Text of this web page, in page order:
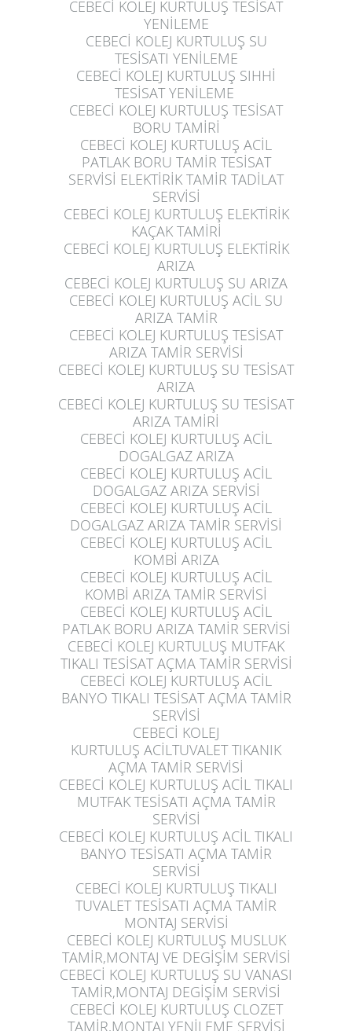
CEBECİ KOLEJ KURTULUŞ TESİSAT
YENİLEME
CEBECİ KOLEJ KURTULUŞ SU
TESİSATI YENİLEME
CEBECİ KOLEJ KURTULUŞ SIHHİ
TESİSAT YENİLEME
CEBECİ KOLEJ KURTULUŞ TESİSAT
BORU TAMİRİ
CEBECİ KOLEJ KURTULUŞ ACİL
PATLAK BORU TAMİR TESİSAT
SERVİSİ ELEKTİRİK TAMİR TADİLAT
SERVİSİ
CEBECİ KOLEJ KURTULUŞ ELEKTİRİK
KAÇAK TAMİRİ
CEBECİ KOLEJ KURTULUŞ ELEKTİRİK
ARIZA
CEBECİ KOLEJ KURTULUŞ SU ARIZA
CEBECİ KOLEJ KURTULUŞ ACİL SU
ARIZA TAMİR
CEBECİ KOLEJ KURTULUŞ TESİSAT
ARIZA TAMİR SERVİSİ
CEBECİ KOLEJ KURTULUŞ SU TESİSAT
ARIZA
CEBECİ KOLEJ KURTULUŞ SU TESİSAT
ARIZA TAMİRİ
CEBECİ KOLEJ KURTULUŞ ACİL
DOGALGAZ ARIZA
CEBECİ KOLEJ KURTULUŞ ACİL
DOGALGAZ ARIZA SERVİSİ
CEBECİ KOLEJ KURTULUŞ ACİL
DOGALGAZ ARIZA TAMİR SERVİSİ
CEBECİ KOLEJ KURTULUŞ ACİL
KOMBİ ARIZA
CEBECİ KOLEJ KURTULUŞ ACİL
KOMBİ ARIZA TAMİR SERVİSİ
CEBECİ KOLEJ KURTULUŞ ACİL
PATLAK BORU ARIZA TAMİR SERVİSİ
CEBECİ KOLEJ KURTULUŞ MUTFAK
TIKALI TESİSAT AÇMA TAMİR SERVİSİ
CEBECİ KOLEJ KURTULUŞ ACİL
BANYO TIKALI TESİSAT AÇMA TAMİR
SERVİSİ
CEBECİ KOLEJ
KURTULUŞ ACİLTUVALET TIKANIK
AÇMA TAMİR SERVİSİ
CEBECİ KOLEJ KURTULUŞ ACİL TIKALI
MUTFAK TESİSATI AÇMA TAMİR
SERVİSİ
CEBECİ KOLEJ KURTULUŞ ACİL TIKALI
BANYO TESİSATI AÇMA TAMİR
SERVİSİ
CEBECİ KOLEJ KURTULUŞ TIKALI
TUVALET TESİSATI AÇMA TAMİR
MONTAJ SERVİSİ
CEBECİ KOLEJ KURTULUŞ MUSLUK
TAMİR,MONTAJ VE DEGİŞİM SERVİSİ
CEBECİ KOLEJ KURTULUŞ SU VANASI
TAMİR,MONTAJ DEGİŞİM SERVİSİ
CEBECİ KOLEJ KURTULUŞ CLOZET
TAMİR,MONTAJ YENİLEME SERVİSİ